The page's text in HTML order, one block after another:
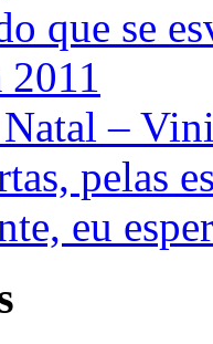
que se
2011
–
pelas
eu